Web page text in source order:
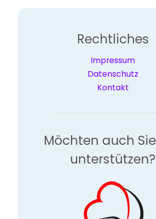
Rechtliches
Impressum
Datenschutz
Kontakt
Möchten auch
unterstützen?